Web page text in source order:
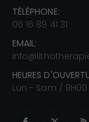
TÉLÉPHONE:
06 16 89 41 31
EMAIL:
HEURES
Lun - Sam / 9H00